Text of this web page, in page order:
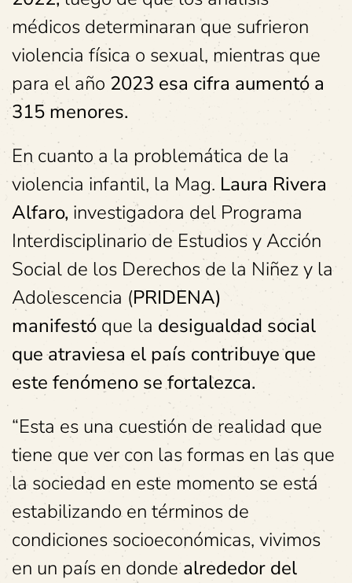
médicos determinaran que sufrieron
violencia física o sexual, mientras que
para el año 2023 esa cifra aumentó a
315 menores.
En cuanto a la problemática de la
violencia infantil, la Mag. Laura Rivera
Alfaro, investigadora del Programa
Interdisciplinario de Estudios y Acción
Social de los Derechos de la Niñez y la
Adolescencia (PRIDENA)
manifestó que la desigualdad social
que atraviesa el país contribuye que
este fenómeno se fortalezca.
“Esta es una cuestión de realidad que
tiene que ver con las formas en las que
la sociedad en este momento se está
estabilizando en términos de
condiciones socioeconómicas, vivimos
en un país en dondealrededor del